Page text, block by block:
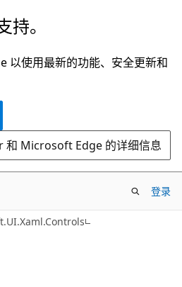
。
以使用最新的功能、安全更新和
Microsoft Edge 的详细信息
登录